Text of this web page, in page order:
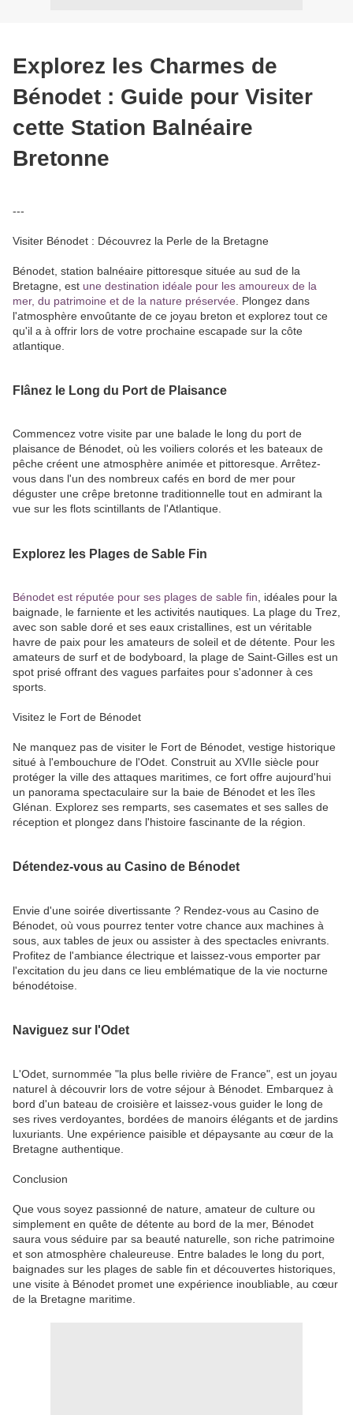
Explorez les Charmes de
Bénodet : Guide pour Visiter
cette Station Balnéaire
Bretonne
---
Visiter Bénodet : Découvrez la Perle de la Bretagne
Bénodet, station balnéaire pittoresque située au sud de la
Bretagne, est une destination idéale pour les amoureux de la
mer, du patrimoine et de la nature préservée . Plongez dans
l'atmosphère envoûtante de ce joyau breton et explorez tout ce
qu'il a à offrir lors de votre prochaine escapade sur la côte
atlantique.
Flânez le Long du Port de Plaisance
Commencez votre visite par une balade le long du port de
plaisance de Bénodet, où les voiliers colorés et les bateaux de
pêche créent une atmosphère animée et pittoresque. Arrêtez-
vous dans l'un des nombreux cafés en bord de mer pour
déguster une crêpe bretonne traditionnelle tout en admirant la
vue sur les flots scintillants de l'Atlantique.
Explorez les Plages de Sable Fin
Bénodet est réputée pour ses plages de sable fin , idéales pour la
baignade, le farniente et les activités nautiques. La plage du Trez,
avec son sable doré et ses eaux cristallines, est un véritable
havre de paix pour les amateurs de soleil et de détente. Pour les
amateurs de surf et de bodyboard, la plage de Saint-Gilles est un
spot prisé offrant des vagues parfaites pour s'adonner à ces
sports.
Visitez le Fort de Bénodet
Ne manquez pas de visiter le Fort de Bénodet, vestige historique
situé à l'embouchure de l'Odet. Construit au XVIIe siècle pour
protéger la ville des attaques maritimes, ce fort offre aujourd'hui
un panorama spectaculaire sur la baie de Bénodet et les îles
Glénan. Explorez ses remparts, ses casemates et ses salles de
réception et plongez dans l'histoire fascinante de la région.
Détendez-vous au Casino de Bénodet
Envie d'une soirée divertissante ? Rendez-vous au Casino de
Bénodet, où vous pourrez tenter votre chance aux machines à
sous, aux tables de jeux ou assister à des spectacles enivrants.
Profitez de l'ambiance électrique et laissez-vous emporter par
l'excitation du jeu dans ce lieu emblématique de la vie nocturne
bénodétoise.
Naviguez sur l'Odet
L'Odet, surnommée "la plus belle rivière de France", est un joyau
naturel à découvrir lors de votre séjour à Bénodet. Embarquez à
bord d'un bateau de croisière et laissez-vous guider le long de
ses rives verdoyantes, bordées de manoirs élégants et de jardins
luxuriants. Une expérience paisible et dépaysante au cœur de la
Bretagne authentique.
Conclusion
Que vous soyez passionné de nature, amateur de culture ou
simplement en quête de détente au bord de la mer, Bénodet
saura vous séduire par sa beauté naturelle, son riche patrimoine
et son atmosphère chaleureuse. Entre balades le long du port,
baignades sur les plages de sable fin et découvertes historiques,
une visite à Bénodet promet une expérience inoubliable, au cœur
de la Bretagne maritime.